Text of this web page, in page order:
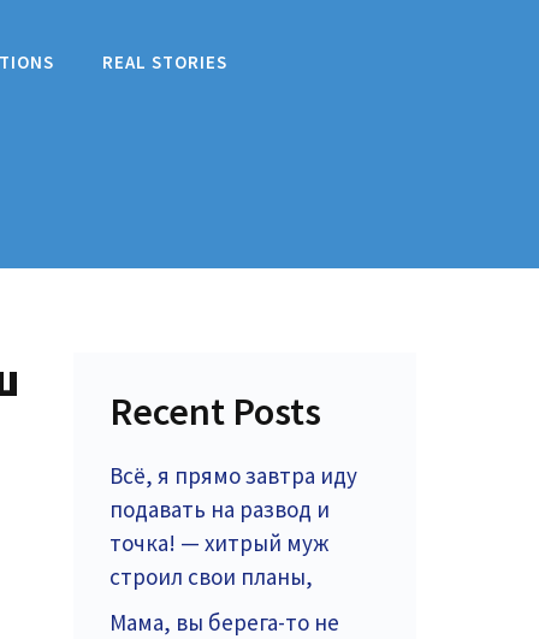
REAL STORIES
Recent Posts
Всё, я прямо завтра иду
подавать на развод и
точка! — хитрый муж
строил свои планы,
Мама, вы берега-то не